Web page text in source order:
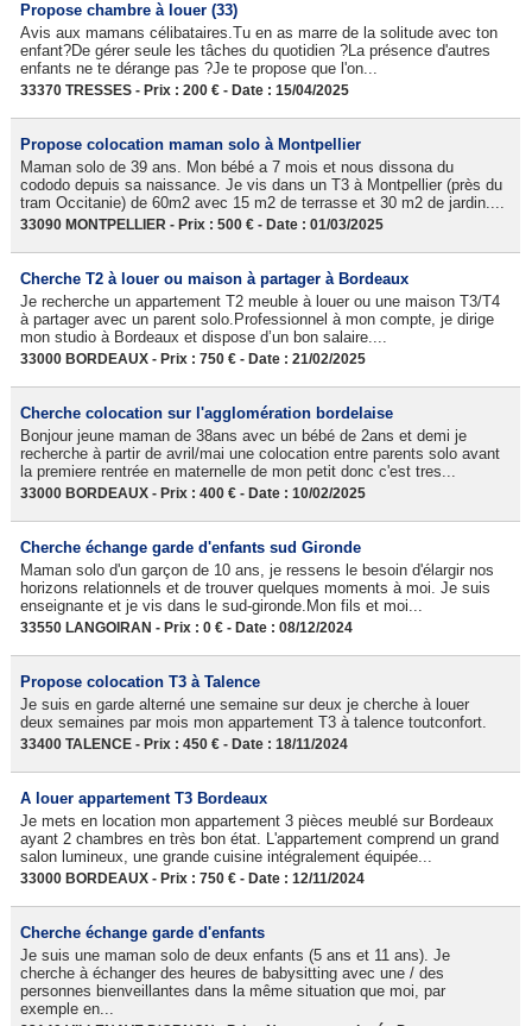
Propose chambre à louer (33)
Avis aux mamans célibataires.Tu en as marre de la solitude avec ton
enfant?De gérer seule les tâches du quotidien ?La présence d'autres
enfants ne te dérange pas ?Je te propose que l'on...
33370 TRESSES - Prix : 200 € - Date : 15/04/2025
Propose colocation maman solo à Montpellier
Maman solo de 39 ans. Mon bébé a 7 mois et nous dissona du
cododo depuis sa naissance. Je vis dans un T3 à Montpellier (près du
tram Occitanie) de 60m2 avec 15 m2 de terrasse et 30 m2 de jardin....
33090 MONTPELLIER - Prix : 500 € - Date : 01/03/2025
Cherche T2 à louer ou maison à partager à Bordeaux
Je recherche un appartement T2 meuble à louer ou une maison T3/T4
à partager avec un parent solo.Professionnel à mon compte, je dirige
mon studio à Bordeaux et dispose d’un bon salaire....
33000 BORDEAUX - Prix : 750 € - Date : 21/02/2025
Cherche colocation sur l'agglomération bordelaise
Bonjour jeune maman de 38ans avec un bébé de 2ans et demi je
recherche à partir de avril/mai une colocation entre parents solo avant
la premiere rentrée en maternelle de mon petit donc c'est tres...
33000 BORDEAUX - Prix : 400 € - Date : 10/02/2025
Cherche échange garde d'enfants sud Gironde
Maman solo d'un garçon de 10 ans, je ressens le besoin d'élargir nos
horizons relationnels et de trouver quelques moments à moi. Je suis
enseignante et je vis dans le sud-gironde.Mon fils et moi...
33550 LANGOIRAN - Prix : 0 € - Date : 08/12/2024
Propose colocation T3 à Talence
Je suis en garde alterné une semaine sur deux je cherche à louer
deux semaines par mois mon appartement T3 à talence toutconfort.
33400 TALENCE - Prix : 450 € - Date : 18/11/2024
A louer appartement T3 Bordeaux
Je mets en location mon appartement 3 pièces meublé sur Bordeaux
ayant 2 chambres en très bon état. L'appartement comprend un grand
salon lumineux, une grande cuisine intégralement équipée...
33000 BORDEAUX - Prix : 750 € - Date : 12/11/2024
Cherche échange garde d'enfants
Je suis une maman solo de deux enfants (5 ans et 11 ans). Je
cherche à échanger des heures de babysitting avec une / des
personnes bienveillantes dans la même situation que moi, par
exemple en...